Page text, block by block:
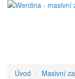
Úvod Masivní